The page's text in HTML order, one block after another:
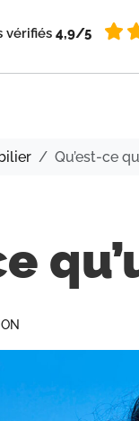
vérifiés 4,9/5
Qu’est-ce